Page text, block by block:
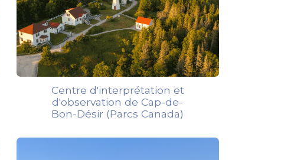
Centre d'interprétation et
d'observation de Cap-de-
Bon-Désir (Parcs Canada)